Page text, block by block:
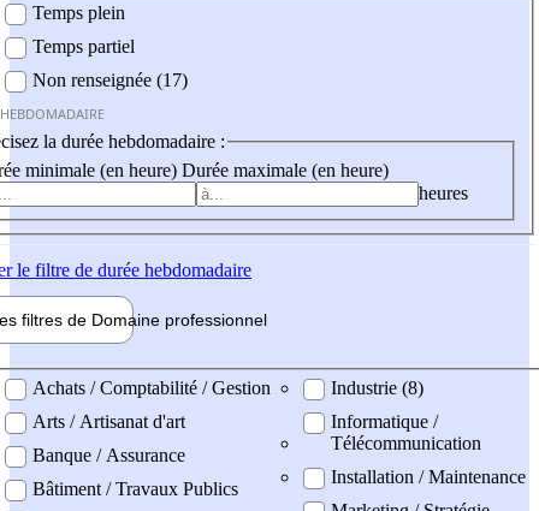
Temps plein
Temps partiel
Non renseignée (17)
la durée hebdomadaire :
minimale (en heure) Durée maximale (en heure)
heures
le filtre de durée hebdomadaire
filtres de Domaine professionnel
professionel
Achats / Comptabilité / Gestion
Arts / Artisanat d'art
Banque / Assurance
Bâtiment / Travaux Publics
Industrie (8)
Informatique /
Télécommunication
Installation / Maintenance